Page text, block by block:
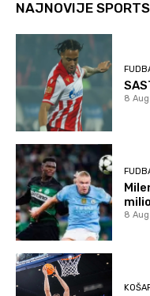
NAJNOVIJE
8
8